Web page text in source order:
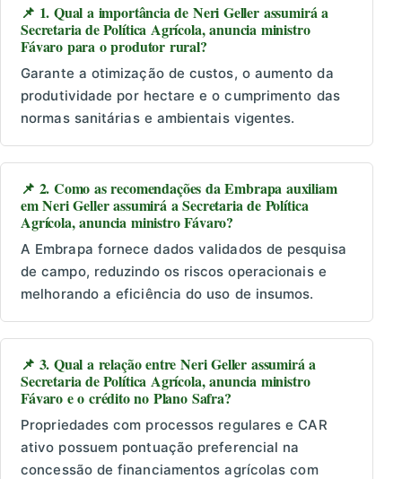
📌 1. Qual a importância de Neri Geller assumirá a
Secretaria de Política Agrícola, anuncia ministro
Fávaro para o produtor rural?
Garante a otimização de custos, o aumento da
produtividade por hectare e o cumprimento das
normas sanitárias e ambientais vigentes.
📌 2. Como as recomendações da Embrapa auxiliam
em Neri Geller assumirá a Secretaria de Política
Agrícola, anuncia ministro Fávaro?
A Embrapa fornece dados validados de pesquisa
de campo, reduzindo os riscos operacionais e
melhorando a eficiência do uso de insumos.
📌 3. Qual a relação entre Neri Geller assumirá a
Secretaria de Política Agrícola, anuncia ministro
Fávaro e o crédito no Plano Safra?
Propriedades com processos regulares e CAR
ativo possuem pontuação preferencial na
concessão de financiamentos agrícolas com